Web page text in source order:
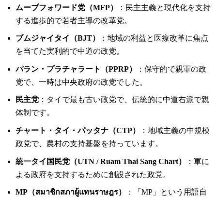
ムーブフォワード党（MFP）
：民主主義と現代化を支持
する進歩的で若者主導の改革党。
ブムジャイタイ（BJT）
：地域の利益と医療改革に焦点
を当てた実利的で中道の政党。
パラン・プラチャラート（PPRP）
：保守的で親軍の政
党で、一時は中央政府の政党でした。
民主党 ：タイで最も古い政党で、伝統的に中道右派で親
体制です。
チャート・タイ・パッタナ（CTP）
：地域主義の中規模
政党で、農村の支持基盤を持っています。
統一タイ国民党（UTN / Ruam Thai Sang Chart）
：軍に
よる政府を支持するために創設された政党。
MP（สมาชิกสภาผู้แทนราษฎร）
：「MP」という用語自